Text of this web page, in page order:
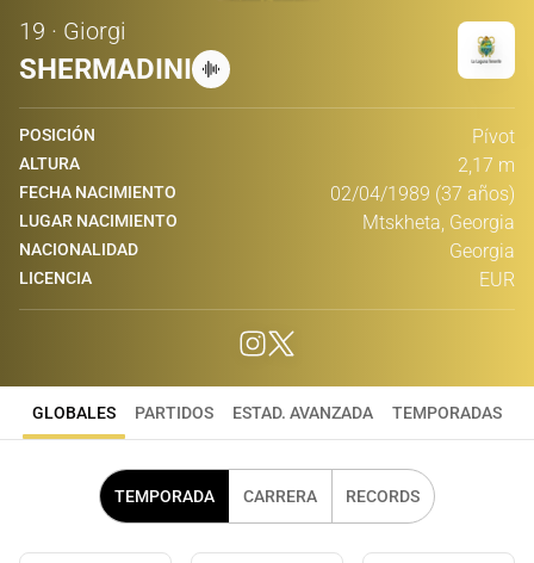
19 · Giorgi
SHERMADINI
POSICIÓN Pívot
ALTURA 2,17 m
FECHA NACIMIENTO 02/04/1989 (37 años)
LUGAR NACIMIENTO Mtskheta, Georgia
NACIONALIDAD Georgia
LICENCIA EUR
GLOBALES PARTIDOS ESTAD. AVANZADA TEMPORADAS
TEMPORADA CARRERA RECORDS